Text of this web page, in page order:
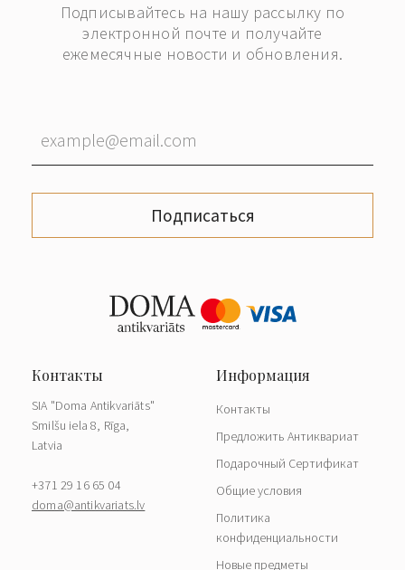
Подписывайтесь на нашу рассылку по
электронной почте и получайте
ежемесячные новости и обновления.
Подписаться
SIA "Doma Antikvariāts"
Smilšu iela 8, Rīga,
Latvia
+371 29 16 65 04
doma@antikvariats.lv
Контакты
Предложить Антиквариат
Подарочный Сертификат
Общие условия
Политика
конфиденциальности
Новые предметы